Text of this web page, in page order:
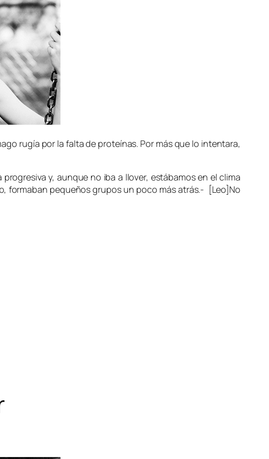
rugía por la falta de proteínas. Por más que lo intentara,
y, aunque no iba a llover, estábamos en el clima
formaban pequeños grupos un poco más atrás.- [Leo]No